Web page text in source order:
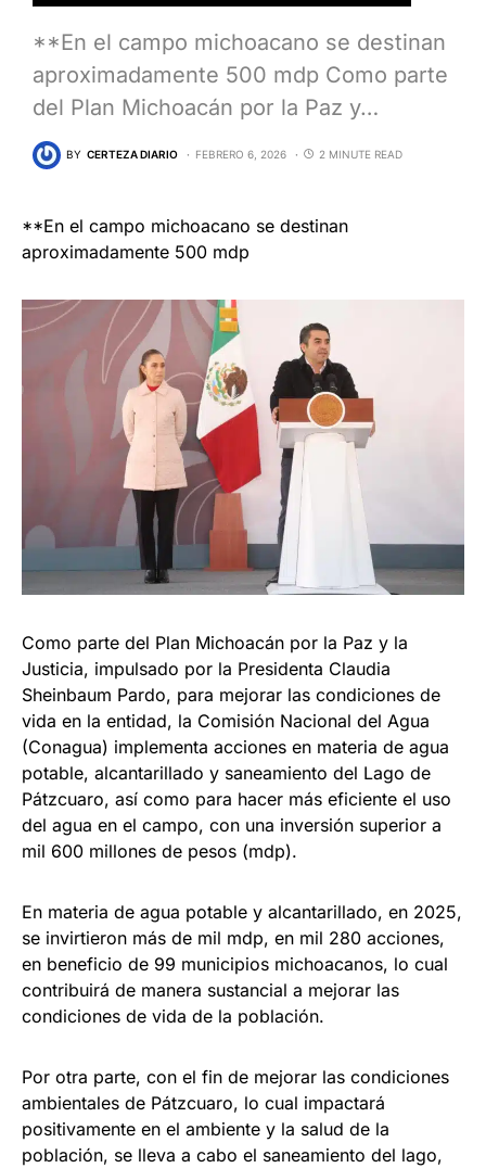
**En el campo michoacano se destinan
aproximadamente 500 mdp Como parte
del Plan Michoacán por la Paz y…
BY CERTEZA DIARIO FEBRERO 6, 2026 2 MINUTE READ
**En el campo michoacano se destinan
aproximadamente 500 mdp
Como parte del Plan Michoacán por la Paz y la
Justicia, impulsado por la Presidenta Claudia
Sheinbaum Pardo, para mejorar las condiciones de
vida en la entidad, la Comisión Nacional del Agua
(Conagua) implementa acciones en materia de agua
potable, alcantarillado y saneamiento del Lago de
Pátzcuaro, así como para hacer más eficiente el uso
del agua en el campo, con una inversión superior a
mil 600 millones de pesos (mdp).
En materia de agua potable y alcantarillado, en 2025,
se invirtieron más de mil mdp, en mil 280 acciones,
en beneficio de 99 municipios michoacanos, lo cual
contribuirá de manera sustancial a mejorar las
condiciones de vida de la población.
Por otra parte, con el fin de mejorar las condiciones
ambientales de Pátzcuaro, lo cual impactará
positivamente en el ambiente y la salud de la
población, se lleva a cabo el saneamiento del lago,